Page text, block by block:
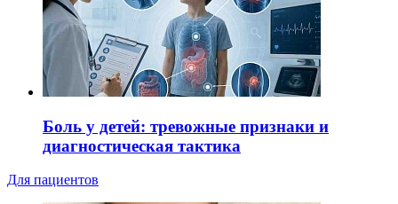
Боль у детей: тревожные признаки и
диагностическая тактика
Для пациентов